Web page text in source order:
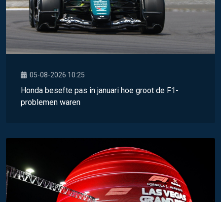
05-08-2026 10:25
Honda besefte pas in januari hoe groot de F1-
problemen waren